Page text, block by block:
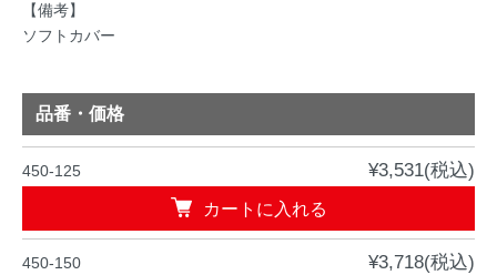
【備考】
ソフトカバー
品番・価格
450-125 ¥3,531(税込)
カートに入れる
450-150 ¥3,718(税込)